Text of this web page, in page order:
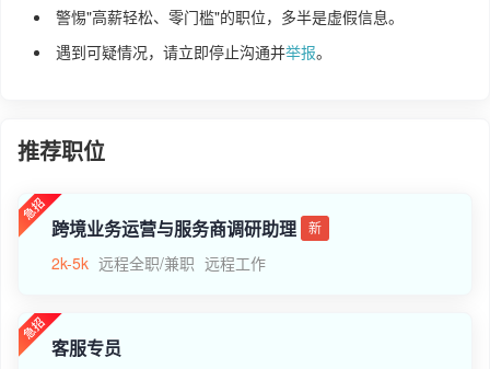
警惕"高薪轻松、零门槛"的职位，多半是虚假信息。
遇到可疑情况，请立即停止沟通并举报。
推荐职位
跨境业务运营与服务商调研助理 新
2k-5k 远程全职/兼职 远程工作
客服专员